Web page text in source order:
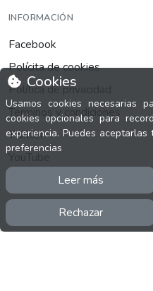
Cookies
Usamos cookies necesarias
cookies opcionales para
experiencia. Puedes
preferencias
Leer más
Rechazar
INFORMACIÓN
Facebook
Polícita de cookies
Política de privacidad
Términos y condiciones
Twitter